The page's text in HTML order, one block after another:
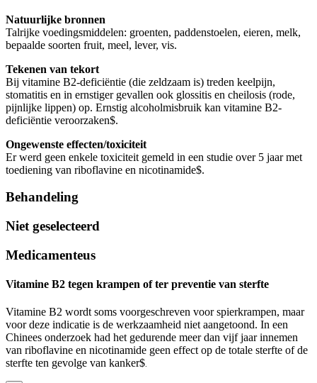
Natuurlijke bronnen
Talrijke voedingsmiddelen: groenten, paddenstoelen, eieren, melk,
bepaalde soorten fruit, meel, lever, vis.
Tekenen van tekort​
Bij vitamine B2-deficiëntie (die zeldzaam is) treden keelpijn,
stomatitis en in ernstiger gevallen ook glossitis en cheilosis (rode,
pijnlijke lippen) op. Ernstig alcoholmisbruik kan vitamine B2-
deficiëntie veroorzaken$​​​​​​​​​​​.
Ongewenste effecten/toxiciteit
Er werd geen enkele toxiciteit gemeld in een studie over 5 jaar met
toediening van riboflavine en nicotinamide$​​​​​​​​​​​.
Behandeling
Niet geselecteerd
Medicamenteus
Vitamine B2 tegen krampen of ter preventie van sterfte
Vitamine B2 wordt soms voorgeschreven voor spierkrampen, maar
voor deze indicatie is de werkzaamheid niet aangetoond. In een
Chinees onderzoek had het gedurende meer dan vijf jaar innemen
van riboflavine en nicotinamide geen effect op de totale sterfte of de
sterfte ten gevolge van kanker$